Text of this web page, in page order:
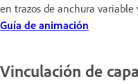
en trazos de anchura
Guía de animación
Vinculación de